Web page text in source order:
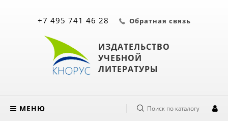
ИЗДАТЕЛЬСТВО
УЧЕБНОЙ
ЛИТЕРАТУРЫ
+7 495 741 46 28 Обратная связь
МЕНЮ Поиск по каталогу